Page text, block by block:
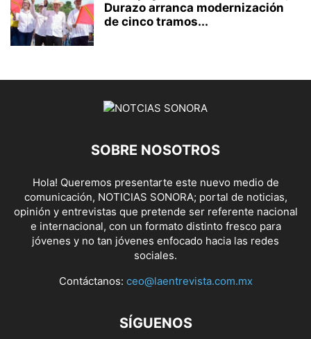
Durazo arranca modernización
de cinco tramos...
SOBRE NOSOTROS
Hola! Queremos presentarte este nuevo medio de
comunicación, NOTICIAS SONORA; portal de noticias,
opinión y entrevistas que pretende ser referente nacional
e internacional, con un formato distinto fresco para
jóvenes y no tan jóvenes enfocado hacia las redes
sociales.
Contáctanos: ceo@laentrevista.com.mx
SÍGUENOS